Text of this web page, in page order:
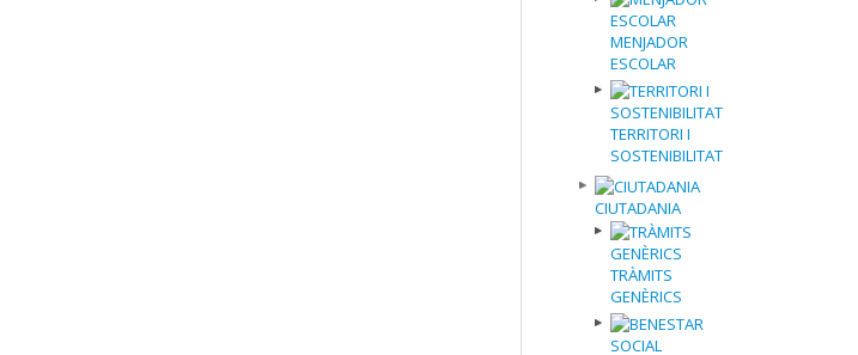
MENJADOR
ESCOLAR
TERRITORI I
SOSTENIBILITAT
CIUTADANIA
TRÀMITS
GENÈRICS